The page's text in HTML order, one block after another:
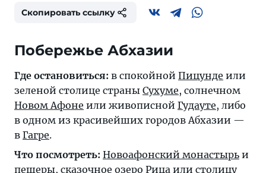
Скопировать ссылку
Побережье Абхазии
Где остановиться: в спокойной Пицунде или
зеленой столице страны Сухуме, солнечном
Новом Афоне или живописной Гудауте, либо
в одном из красивейших городов Абхазии —
в Гагре.
Что посмотреть: Новоафонский монастырь и
пещеры, сказочное озеро Рица или столицу